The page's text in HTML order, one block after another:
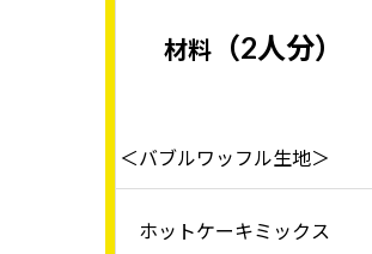
材料 （2人分）
＜バブルワッフル生地＞
ホットケーキミックス